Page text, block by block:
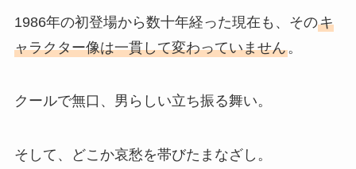
1986年の初登場から数十年経った現在も、そのキ
ャラクター像は一貫して変わっていません。
クールで無口、男らしい立ち振る舞い。
そして、どこか哀愁を帯びたまなざし。